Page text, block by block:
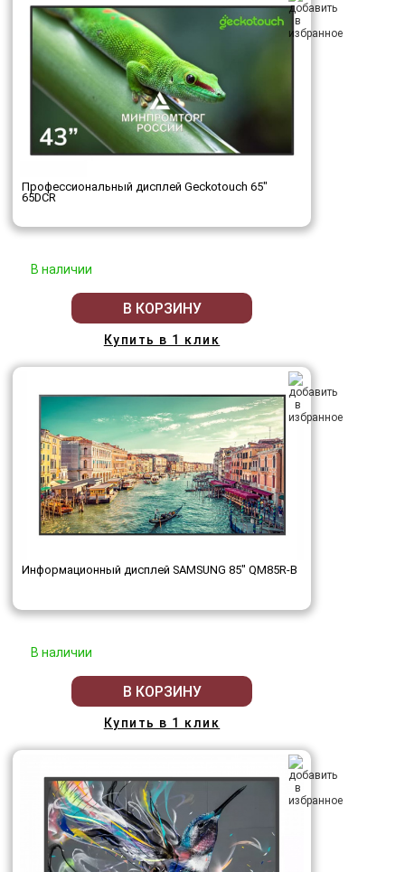
Профессиональный дисплей Geckotouch 65"
65DCR
В наличии
В КОРЗИНУ
Купить в 1 клик
Информационный дисплей SAMSUNG 85" QM85R-B
В наличии
В КОРЗИНУ
Купить в 1 клик